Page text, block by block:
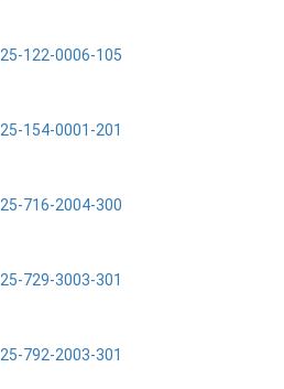
25-122-0006-105
25-154-0001-201
25-716-2004-300
25-729-3003-301
25-792-2003-301